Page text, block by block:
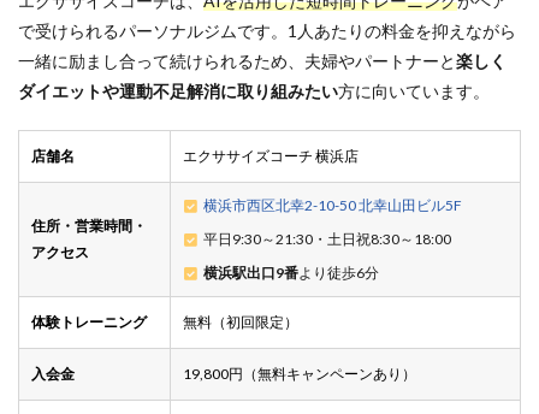
で受けられるパーソナルジムです。1人あたりの料金を抑えながら
一緒に励まし合って続けられるため、夫婦やパートナーと楽しく
ダイエットや運動不足解消に取り組みたい方に向いています。
店舗名 エクササイズコーチ 横浜店
住所・営業時間・
アクセス
横浜市西区北幸2-10-50 北幸山田ビル5F
平日9:30～21:30・土日祝8:30～18:00
横浜駅出口9番より徒歩6分
体験トレーニング 無料（初回限定）
入会金 19,800円（無料キャンペーンあり）